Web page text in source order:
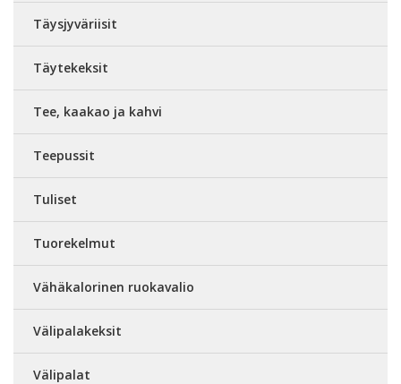
Täysjyväriisit
Täytekeksit
Tee, kaakao ja kahvi
Teepussit
Tuliset
Tuorekelmut
Vähäkalorinen ruokavalio
Välipalakeksit
Välipalat